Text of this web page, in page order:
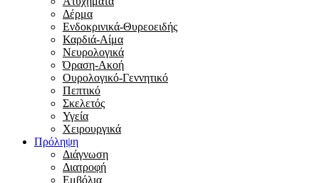
Δέρμα
Ενδοκρινικά-Θυρεοειδής
Καρδιά-Αίμα
Νευρολογικά
Όραση-Ακοή
Ουρολογικό-Γεννητικό
Πεπτικό
Σκελετός
Υγεία
Χειρουργικά
Πρόληψη
Διάγνωση
Διατροφή
Εμβόλια